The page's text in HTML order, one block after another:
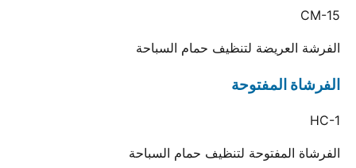
CM-15
الفرشة العريضة لتنظيف حمام السباحة
الفرشاة المفتوحة
HC-1
الفرشاة المفتوحة لتنظيف حمام السباحة